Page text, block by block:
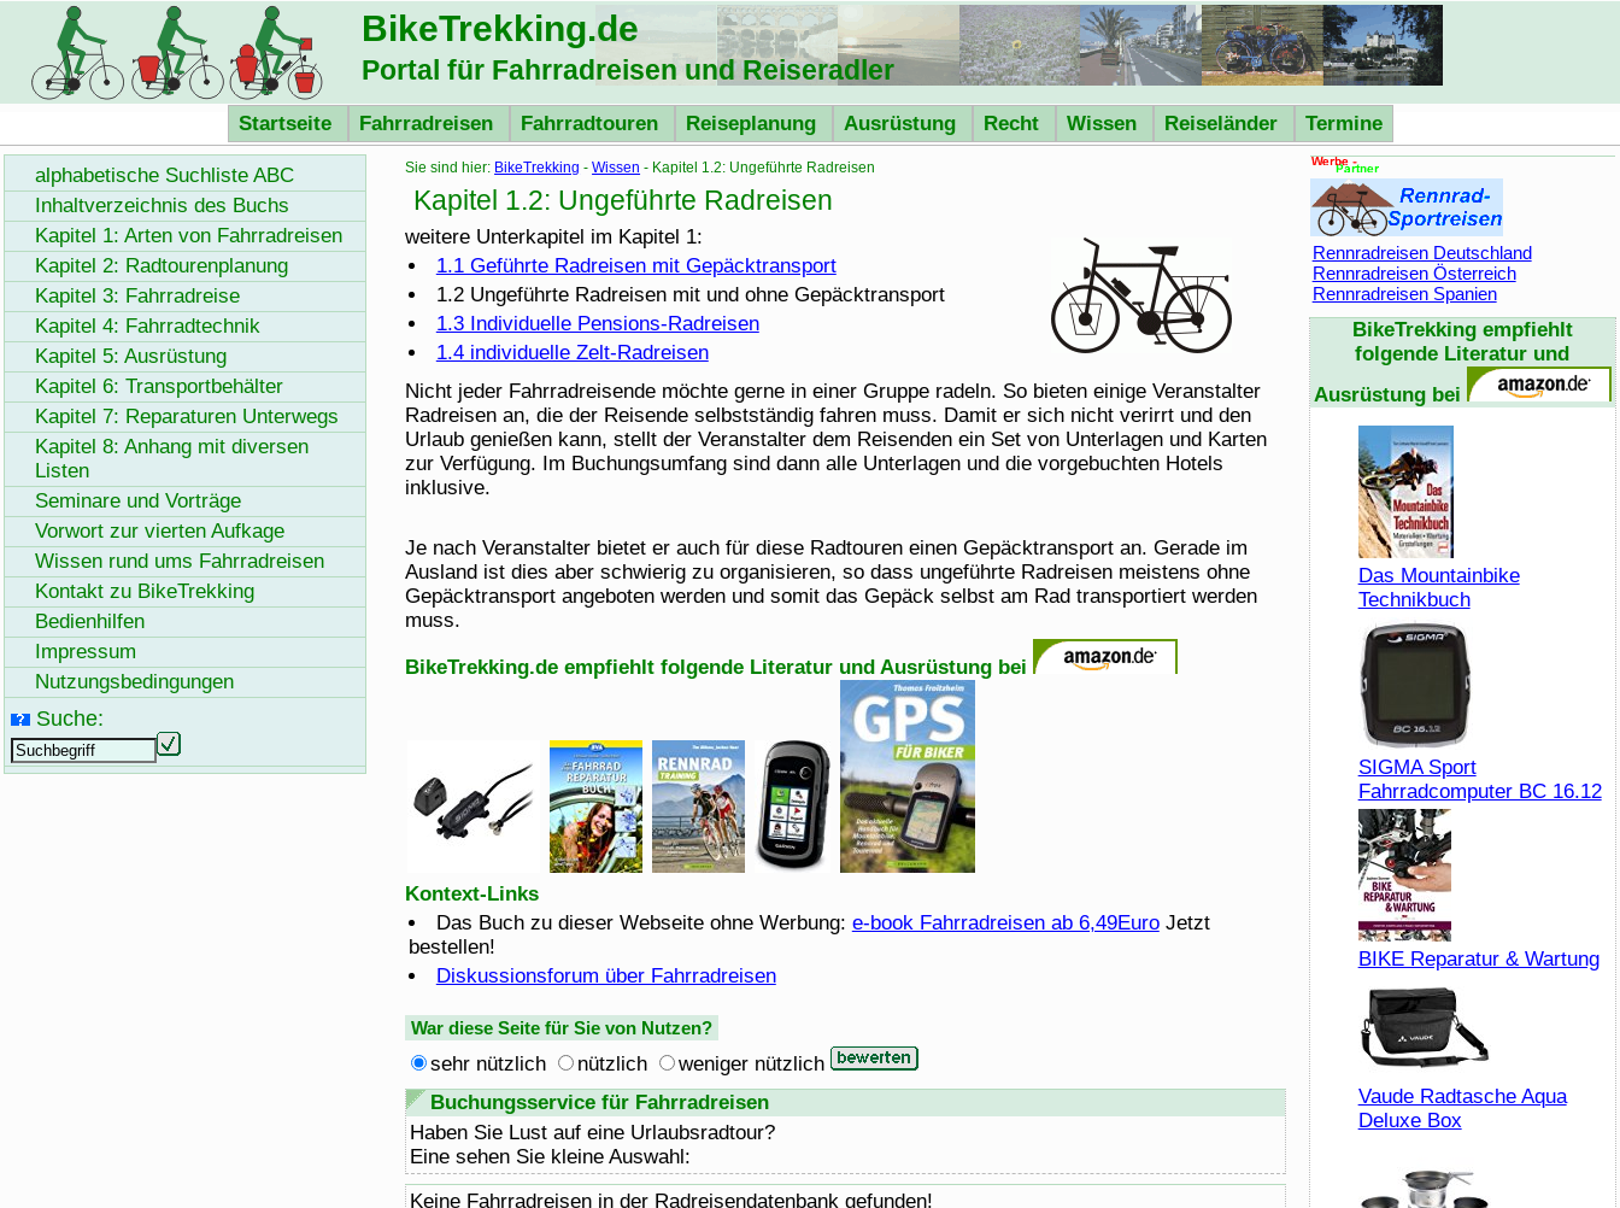
BikeTrekking.de
Portal für Fahrradreisen und Reiseradler
Startseite Fahrradreisen Fahrradtouren Reiseplanung Ausrüstung Recht Wissen Reiseländer Termine
Sie sind hier: BikeTrekking -Wissen - Kapitel 1.2: Ungeführte Radreisen
Kapitel 1.2: Ungeführte Radreisen
weitere Unterkapitel im Kapitel 1:
1.1 Geführte Radreisen mit Gepäcktransport
1.2 Ungeführte Radreisen mit und ohne Gepäcktransport
1.3 Individuelle Pensions-Radreisen
1.4 individuelle Zelt-Radreisen
Nicht jeder Fahrradreisende möchte gerne in einer Gruppe radeln. So bieten einige Veranstalter
Radreisen an, die der Reisende selbstständig fahren muss. Damit er sich nicht verirrt und den
Urlaub genießen kann, stellt der Veranstalter dem Reisenden ein Set von Unterlagen und Karten
zur Verfügung. Im Buchungsumfang sind dann alle Unterlagen und die vorgebuchten Hotels
inklusive.
Je nach Veranstalter bietet er auch für diese Radtouren einen Gepäcktransport an. Gerade im
Ausland ist dies aber schwierig zu organisieren, so dass ungeführte Radreisen meistens ohne
Gepäcktransport angeboten werden und somit das Gepäck selbst am Rad transportiert werden
muss.
BikeTrekking.de empfiehlt folgende Literatur und Ausrüstung bei
Kontext-Links
Das Buch zu dieser Webseite ohne Werbung: e-book Fahrradreisen ab 6,49EuroJetzt
bestellen!
Diskussionsforum über Fahrradreisen
War diese Seite für Sie von Nutzen?
sehr nützlich nützlich
weniger nützlich
Buchungsservice für Fahrradreisen
Haben Sie Lust auf eine Urlaubsradtour?
Eine sehen Sie kleine Auswahl:
Keine Fahrradreisen in der Radreisendatenbank gefunden!
alphabetische Suchliste ABC
Inhaltverzeichnis des Buchs
Kapitel 1: Arten von Fahrradreisen
Kapitel 2: Radtourenplanung
Kapitel 3: Fahrradreise
Kapitel 4: Fahrradtechnik
Kapitel 5: Ausrüstung
Kapitel 6: Transportbehälter
Kapitel 7: Reparaturen Unterwegs
Kapitel 8: Anhang mit diversen
Listen
Seminare und Vorträge
Vorwort zur vierten Aufkage
Wissen rund ums Fahrradreisen
Kontakt zu BikeTrekking
Bedienhilfen
Impressum
Nutzungsbedingungen
Suche:
Rennradreisen Deutschland
Rennradreisen Österreich
Rennradreisen Spanien
BikeTrekkingempfiehlt
folgende Literatur und
Ausrüstung bei
Das Mountainbike
Technikbuch
SIGMA Sport
Fahrradcomputer BC 16.12
BIKE Reparatur & Wartung
Vaude Radtasche Aqua
Deluxe Box